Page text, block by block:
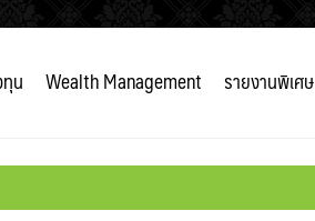
น Wealth Management รายงานพิเศษ